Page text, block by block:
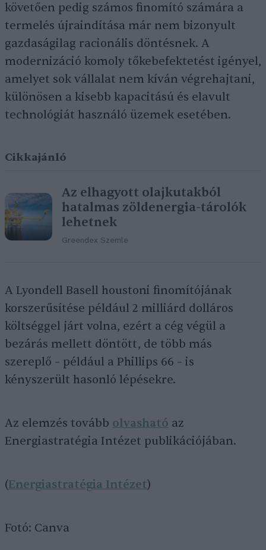
követően pedig számos finomító számára a
termelés újraindítása már nem bizonyult
gazdaságilag racionális döntésnek. A
modernizáció komoly tőkebefektetést igényel,
amelyet sok vállalat nem kíván végrehajtani,
különösen a kisebb kapacitású és elavult
technológiát használó üzemek esetében.
Cikkajánló
Az elhagyott olajkutakból
hatalmas zöldenergia-tárolók
lehetnek
Greendex Szemle
A Lyondell Basell houstoni finomítójának
korszerűsítése például 2 milliárd dolláros
költséggel járt volna, ezért a cég végül a
bezárás mellett döntött, de több más
szereplő – például a Phillips 66 – is
kényszerült hasonló lépésekre.
Az elemzés tovább olvasható az
Energiastratégia Intézet publikációjában.
(Energiastratégia Intézet)
Fotó: Canva